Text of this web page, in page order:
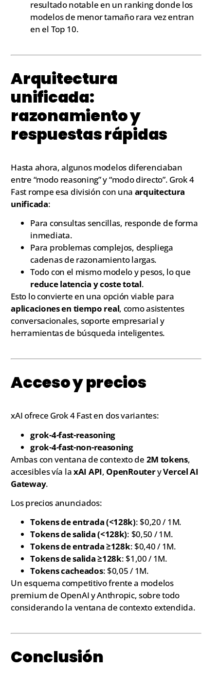
resultado notable en un ranking donde los
modelos de menor tamaño rara vez entran
en el Top 10.
Arquitectura
unificada:
razonamiento y
respuestas rápidas
Hasta ahora, algunos modelos diferenciaban
entre “modo reasoning” y “modo directo”. Grok 4
Fast rompe esa división con una arquitectura
unificada:
Para consultas sencillas, responde de forma
inmediata.
Para problemas complejos, despliega
cadenas de razonamiento largas.
Todo con el mismo modelo y pesos, lo que
reduce latencia y coste total.
Esto lo convierte en una opción viable para
aplicaciones en tiempo real, como asistentes
conversacionales, soporte empresarial y
herramientas de búsqueda inteligentes.
Acceso y precios
xAI ofrece Grok 4 Fast en dos variantes:
grok-4-fast-reasoning
grok-4-fast-non-reasoning
Ambas con ventana de contexto de 2M tokens,
accesibles vía laxAI API, OpenRouteryVercel AI
Gateway.
Los precios anunciados:
Tokens de entrada (<128k): $0,20 / 1M.
Tokens de salida (<128k): $0,50 / 1M.
Tokens de entrada ≥128k: $0,40 / 1M.
Tokens de salida ≥128k: $1,00 / 1M.
Tokens cacheados: $0,05 / 1M.
Un esquema competitivo frente a modelos
premium de OpenAI y Anthropic, sobre todo
considerando la ventana de contexto extendida.
Conclusión